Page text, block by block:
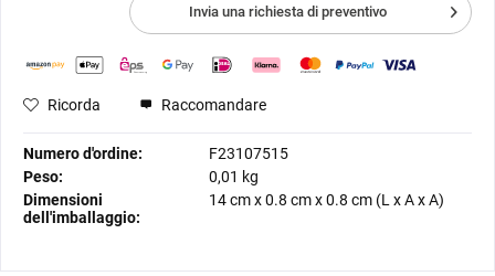
Invia una richiesta di preventivo
Ricorda Raccomandare
Numero d'ordine:
F23107515
Peso:
0,01 kg
Dimensioni
dell'imballaggio:
14 cmx0.8 cmx0.8 cm (L x A x A)